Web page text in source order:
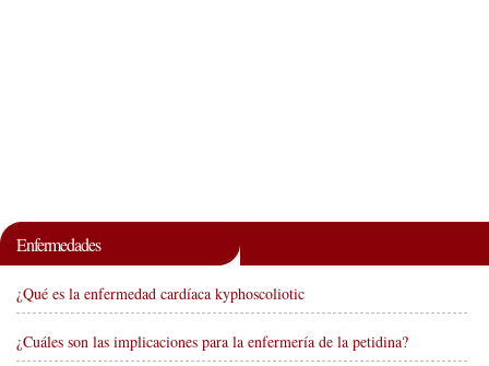
Enfermedades
¿Qué es la enfermedad cardíaca kyphoscoliotic
¿Cuáles son las implicaciones para la enfermería de la petidina?